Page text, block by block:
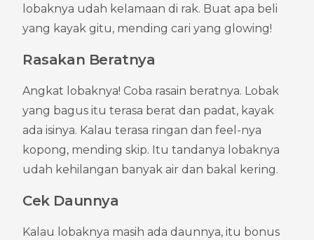
lobaknya udah kelamaan di rak. Buat apa beli
yang kayak gitu, mending cari yang glowing!
Rasakan Beratnya
Angkat lobaknya! Coba rasain beratnya. Lobak
yang bagus itu terasa berat dan padat, kayak
ada isinya. Kalau terasa ringan dan feel-nya
kopong, mending skip. Itu tandanya lobaknya
udah kehilangan banyak air dan bakal kering.
Cek Daunnya
Kalau lobaknya masih ada daunnya, itu bonus